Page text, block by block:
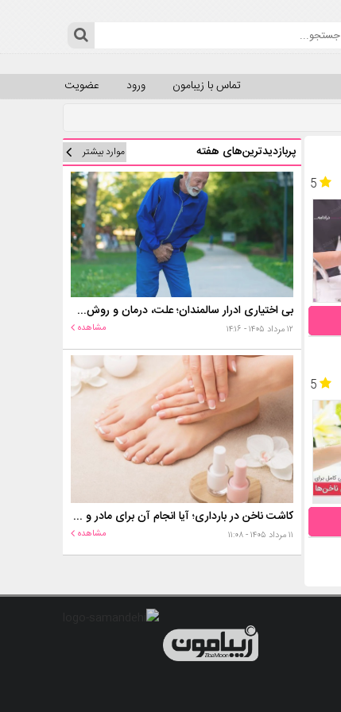
عضویت ورود تماس با زیبامون
5
5
پربازدیدترین‌های هفته موارد بیشتر
بی اختیاری ادرار سالمندان؛ علت، درمان و روش‌های کنترل در منزل
۱۲ مرداد ۱۴۰۵ - ۱۴:۱۶ مشاهده
کاشت ناخن در بارداری؛ آیا انجام آن برای مادر و جنین خطر دارد؟
۱۱ مرداد ۱۴۰۵ - ۱۱:۰۸ مشاهده